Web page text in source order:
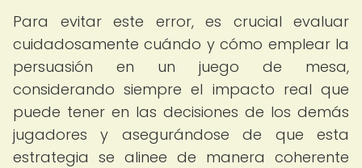
Para evitar este error, es crucial evaluar
cuidadosamente cuándo y cómo emplear la
persuasión en un juego de mesa,
considerando siempre el impacto real que
puede tener en las decisiones de los demás
jugadores y asegurándose de que esta
estrategia se alinee de manera coherente